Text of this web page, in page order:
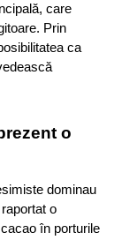
care
Prin
ca
o
dominau
o
în porturile